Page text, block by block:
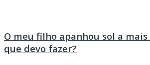
O meu filho apanhou sol a
que devo fazer?